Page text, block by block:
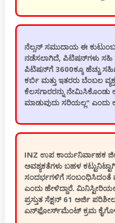
ನೆಲ್ಸನ್ ಸಮುದಾಯ ಈ
ನಡೆಸಲಾಗಿದೆ, ಪಿಟಿಷನ್‌ಗಳು ಸಹಿ
ಪಿಟಿಷನ್‌ಗೆ 3600ಕ್ಕೂ ಹೆಚ್ಚು
ಕರ್ಬಿ ಮತ್ತು ಇತರರು ಬೆಂಬಲ
ಕೆಲಸಗಾರರನ್ನು ನೇಮಿಸಿಕೊಂಡು
ಮಾಡುವುದು ಸರಿಯಲ್ಲ" ಎಂದು
INZ ಉಪ ಕಾರ್ಯನಿರ್ವಾಹಕ
ಅವಶ್ಯಕತೆಗಳು ಬಹಳ
ಸಂದರ್ಭಗಳಿಗೆ ಸಂಬಂಧಿಸಿದಂತೆ
ಎಂದು ಹೇಳಿದ್ದಾರೆ.
ಪ್ರಸ್ತುತ ಸೆಕ್ಷನ್ 61 ಅರ್ಜಿ
ಎನ್‌ಫೋರ್ಸ್‌ಮೆಂಟ್ ಕ್ರಮ